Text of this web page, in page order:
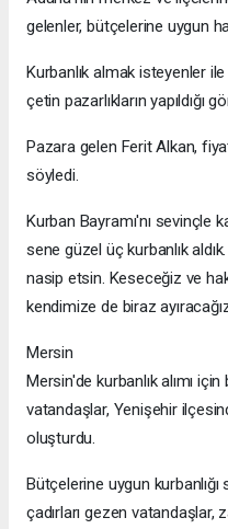
gelenler, bütçelerine uygun
Kurbanlık almak isteyenler
çetin pazarlıkların yapıldığı
Pazara gelen Ferit Alkan,
söyledi.
Kurban Bayramı'nı sevinçle
sene güzel üç kurbanlık
nasip etsin. Keseceğiz ve
kendimize de biraz
Mersin
Mersin'de kurbanlık alımı
vatandaşlar, Yenişehir
oluşturdu.
Bütçelerine uygun
çadırları gezen vatandaşlar,